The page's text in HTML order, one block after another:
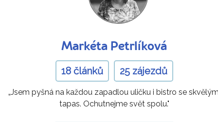
Markéta Petrlíková
18 článků 25 zájezdů
„Jsem pyšná na každou zapadlou uličku i bistro se
tapas. Ochutnejme svět spolu."